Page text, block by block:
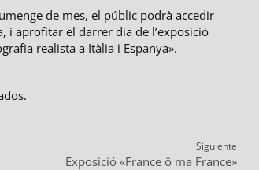
de mes, el públic podrà accedir
i aprofitar el darrer dia de l’exposició
realista a Itàlia i Espanya».
Siguiente
EntradaExposició «France ô ma France»